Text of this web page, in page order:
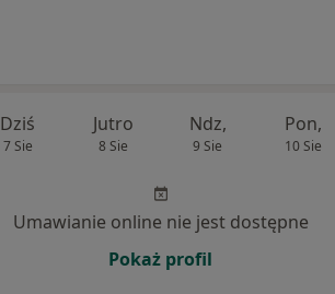
Dziś
7 Sie
Jutro
8 Sie
Ndz,
9 Sie
Pon,
10 Sie
Umawianie online nie jest dostępne
Pokaż profil